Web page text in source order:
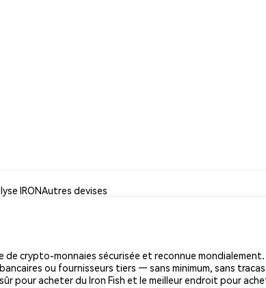
IRONAutres devises
de crypto-monnaies sécurisée et reconnue
ou fournisseurs tiers — sans minimum, sans
pour acheter du Iron Fish et le meilleur endroit pour